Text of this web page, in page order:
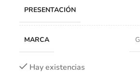
PRESENTACIÓN
MARCA
Hay existencias